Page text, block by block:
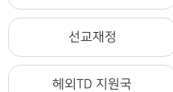
선교재정
헤외TD 지원국